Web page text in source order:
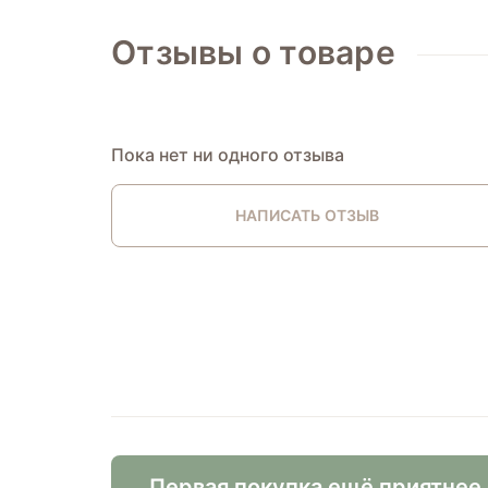
Отзывы о товаре
Пока нет ни одного отзыва
НАПИСАТЬ ОТЗЫВ